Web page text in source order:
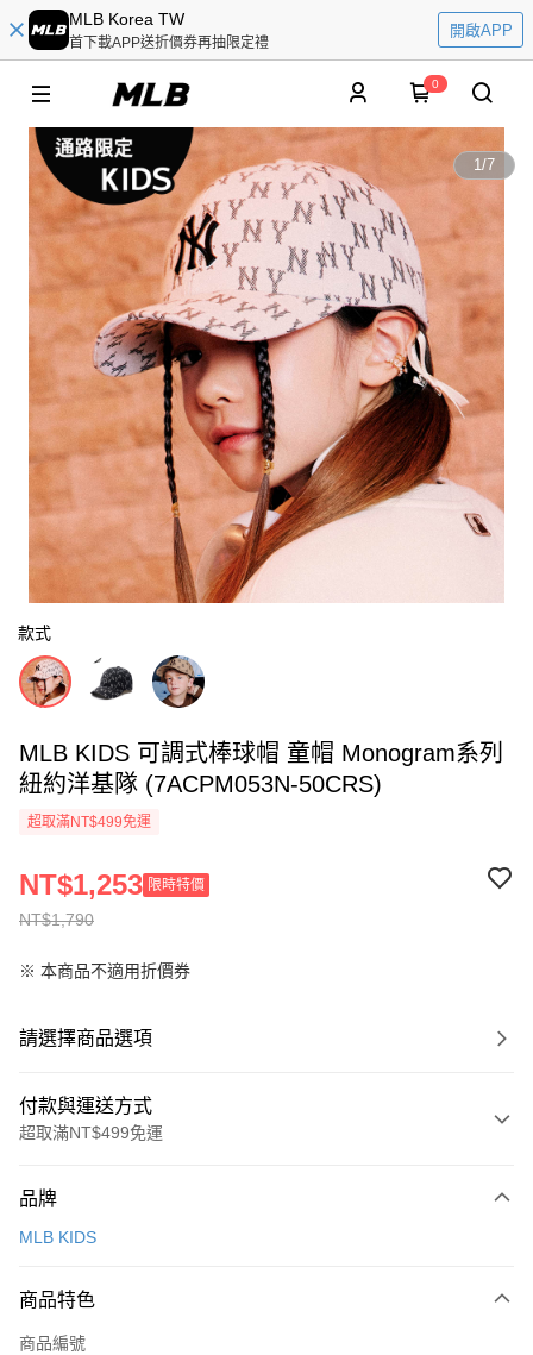
MLB Korea TW
首下載APP送折價券再抽限定禮
開啟APP
0
1/7
款式
MLB KIDS 可調式棒球帽 童帽 Monogram系列
紐約洋基隊 (7ACPM053N-50CRS)
超取滿NT$499免運
NT$1,790
NT$1,253 限時特價
※ 本商品不適用折價券
請選擇商品選項
付款與運送方式
超取滿NT$499免運
信用卡一次付款
LINE Pay
Apple Pay
品牌
MLB KIDS
商品特色
商品編號